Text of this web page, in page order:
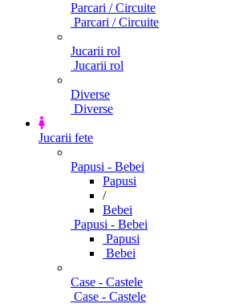
Parcari / Circuite
Parcari / Circuite
Jucarii rol
Jucarii rol
Diverse
Diverse
Jucarii fete
Papusi - Bebei
Papusi
/
Bebei
Papusi - Bebei
Papusi
Bebei
Case - Castele
Case - Castele